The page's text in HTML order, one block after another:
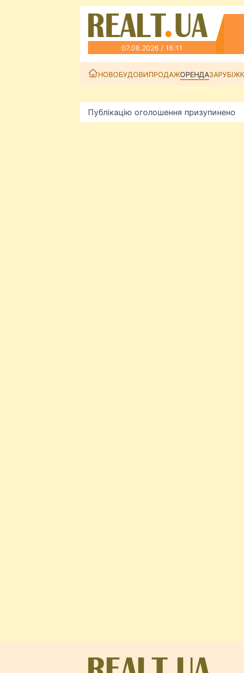
07.08.2026 / 16:11
НОВОБУДОВИПРОДАЖОРЕНДАЗАРУБІЖ
Публікацію оголошення призупинено